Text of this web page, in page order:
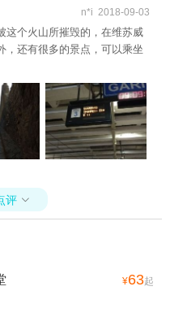
n*i 2018-09-03
这个火山所摧毁的，在维苏威
，还有很多的景点，可以乘坐
评 
¥63起